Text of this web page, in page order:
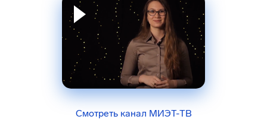
Смотреть канал МИЭТ-ТВ